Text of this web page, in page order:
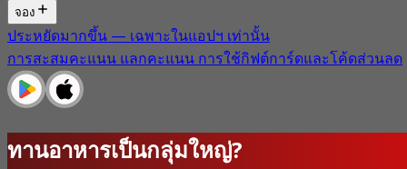
จอง
ประหยัดมากขึ้น — เฉพาะในแอปฯ เท่านั้น
การสะสมคะแนน แลกคะแนน การใช้กิฟต์การ์ดและโค้ดส่วนลด
ทานอาหารเป็นกลุ่มใหญ่?